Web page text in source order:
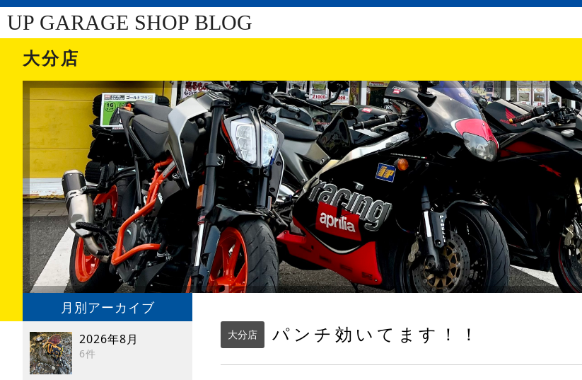
UP GARAGE SHOP BLOG
大分店
月別アーカイブ
2026年8月
6件
大分店 パンチ効いてます！！